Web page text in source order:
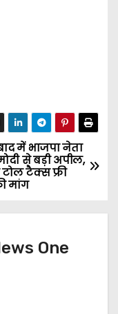
में भाजपा नेता
से बड़ी अपील,
टैक्स फ्री
मांग
One